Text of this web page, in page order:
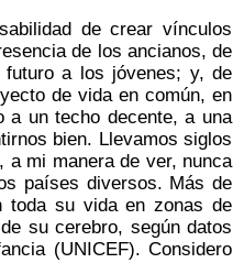
de crear vínculos
de los ancianos, de
futuro a los jóvenes; y, de
de vida en común, en
a un techo decente, a una
bien. Llevamos siglos
a mi manera de ver, nunca
países diversos. Más de
toda su vida en zonas de
su cerebro, según datos
(UNICEF). Considero